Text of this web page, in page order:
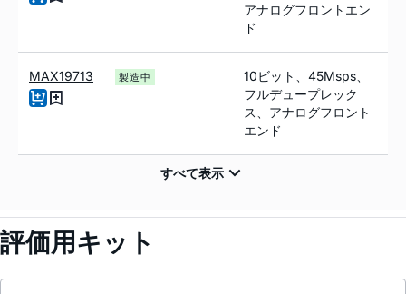
アナログフロントエン
ド
MAX19713 製造中
10ビット、45Msps、
フルデュープレック
ス、アナログフロント
エンド
評価用キット